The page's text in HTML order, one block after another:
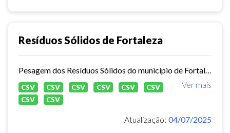
Resíduos Sólidos de Fortaleza
Ver mais
CSV CSV CSV CSV CSV
CSV
CSV
CSV
Atualização: 04/07/2025